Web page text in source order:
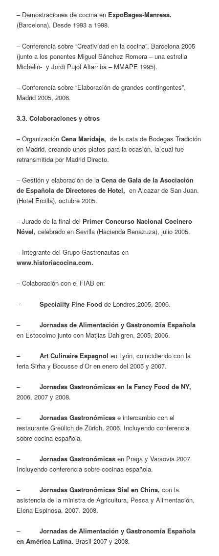
– Demostraciones de cocina en ExpoBages-Manresa.
(Barcelona). Desde 1993 a 1998.
– Conferencia sobre “Creatividad en la cocina”, Barcelona 2005
(junto a los ponentes Miguel Sánchez Romera – una estrella
Michelin- y Jordi Pujol Altarriba – MMAPE 1995).
– Conferencia sobre “Elaboración de grandes contingentes”,
Madrid 2005, 2006.
3.3. Colaboraciones y otros
–OrganizaciónCena Maridaje, de la cata de Bodegas Tradición
en Madrid, creando unos platos para la ocasión, la cual fue
retransmitida por Madrid Directo.
– Gestión y elaboración de laCena de Gala de la Asociación
de Española de Directores de Hotel, en Alcazar de San Juan.
(Hotel Ercilla), octubre 2005.
– Jurado de la final del Primer Concurso Nacional Cocinero
Nóvel, celebrado en Sevilla (Hacienda Benazuza), julio 2005.
– Integrante del Grupo Gastronautas en
www.historiacocina.com.
– Colaboración con el FIAB en:
–Speciality Fine Food de Londres,2005, 2006.
–Jornadas de Alimentación y Gastronomía Española
en Estocolmo junto con Matjias Dahlgren, 2005, 2006.
–Art Culinaire Espagnolen Lyón, coincidiendo con la
feria Sirha y Bocusse d’Or en enero del 2005 y 2007.
–Jornadas Gastronómicas en la Fancy Food de NY,
2006, 2007 y 2008.
–Jornadas Gastronómicas e intercambio con el
restaurante Greülich de Zürich, 2006. Incluyendo conferencia
sobre cocina española.
–Jornadas Gastronómicasen Praga y Varsovia 2007.
Incluyendo conferencia sobre cocinaa española.
–Jornadas Gastronómicas Sial en China, con la
asistencia de la ministra de Agricultura, Pesca y Alimentación,
Elena Espinosa. 2007. 2008.
–Jornadas de Alimentación y Gastronomía Española
en América Latina. Brasil 2007 y 2008.